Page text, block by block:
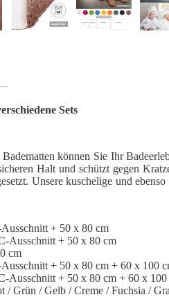
Sets
können Sie Ihr
Halt und schützt gegen
Unsere kuschelige und
+ 50 x 80 cm
Ausschnitt + 50 x 80 cm
cm
+ 50 x 80 cm + 60 x 100
Ausschnitt + 50 x 80 cm + 60 x 100
/ Grün / Gelb / Creme / Fuchsia /